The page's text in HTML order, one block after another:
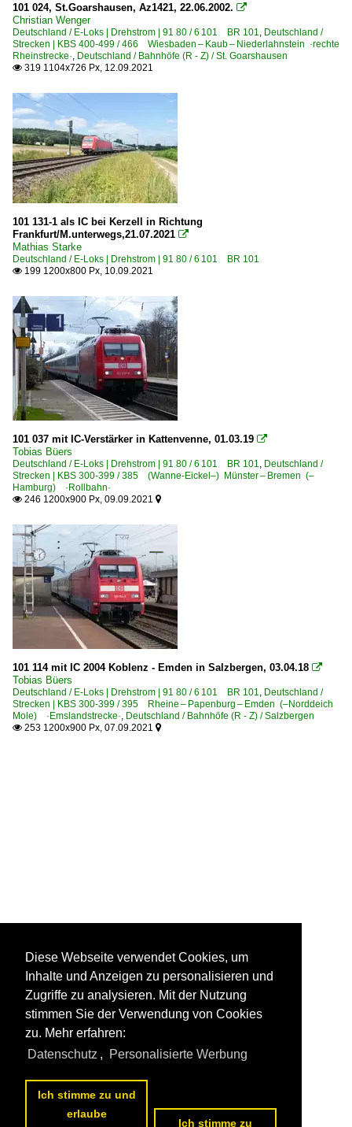
101 024, St.Goarshausen, Az1421, 22.06.2002. 
Christian Wenger
Deutschland / E-Loks | Drehstrom | 91 80 / 6 101 BR 101, Deutschland /
Strecken | KBS 400-499 / 466 Wiesbaden – Kaub – Niederlahnstein ·rechte
Rheinstrecke·, Deutschland / Bahnhöfe (R - Z) / St. Goarshausen
 319 1104x726 Px, 12.09.2021
101 131-1 als IC bei Kerzell in Richtung
Frankfurt/M.unterwegs,21.07.2021 
Mathias Starke
Deutschland / E-Loks | Drehstrom | 91 80 / 6 101 BR 101
 199 1200x800 Px, 10.09.2021
101 037 mit IC-Verstärker in Kattenvenne, 01.03.19 
Tobias Büers
Deutschland / E-Loks | Drehstrom | 91 80 / 6 101 BR 101, Deutschland /
Strecken | KBS 300-399 / 385 (Wanne-Eickel–) Münster – Bremen (–
Hamburg) ·Rollbahn·
 246 1200x900 Px, 09.09.2021 
101 114 mit IC 2004 Koblenz - Emden in Salzbergen, 03.04.18 
Tobias Büers
Deutschland / E-Loks | Drehstrom | 91 80 / 6 101 BR 101, Deutschland /
Strecken | KBS 300-399 / 395 Rheine – Papenburg – Emden (–Norddeich
Mole) ·Emslandstrecke·, Deutschland / Bahnhöfe (R - Z) / Salzbergen
 253 1200x900 Px, 07.09.2021 
Diese Webseite verwendet Cookies, um
Inhalte und Anzeigen zu personalisieren und
Zugriffe zu analysieren. Mit der Nutzung
stimmen Sie der Verwendung von Cookies
zu. Mehr erfahren:
Datenschutz , Personalisierte Werbung
Ich stimme zu und
erlaube
Ich stimme zu